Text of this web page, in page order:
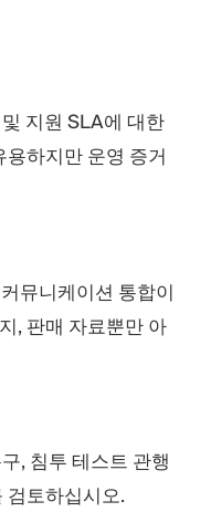
지원 SLA에 대한
하지만 운영 증거
뮤니케이션 통합이
, 판매 자료뿐만 아
, 침투 테스트 관행
검토하십시오.